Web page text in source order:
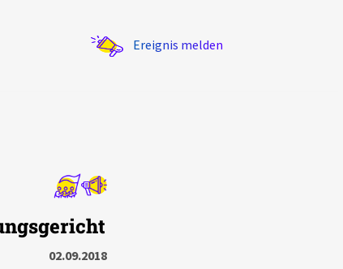
Ereignis melden
02.09.2018
Statistik